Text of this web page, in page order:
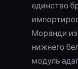
единство
Моранди из
нижнего
модуль